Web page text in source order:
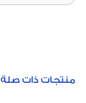
منتجات ذات صلة